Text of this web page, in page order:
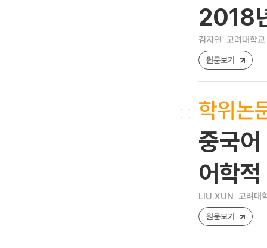
2018
김지연 고려대학
원문보기
학위논
중국
어학
LIU XUN 고려대
원문보기